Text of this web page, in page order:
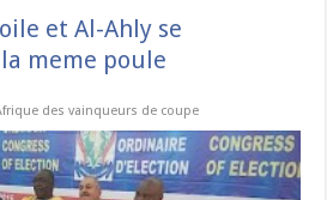
et Al-Ahly se
meme poule
des vainqueurs de coupe